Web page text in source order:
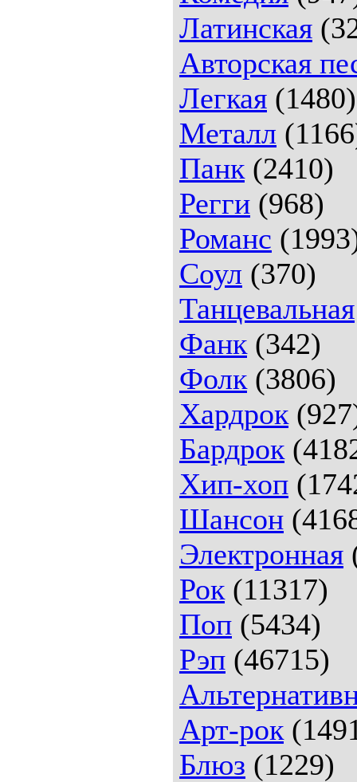
Латинская
Авторская
Легкая (1480)
Металл
Панк (2410)
Регги (968)
Романс
Соул (370)
Танцевальная
Фанк (342)
Фолк (3806)
Хардрок
Бардрок
Хип-хоп
Шансон
Электронная
Рок (11317)
Поп (5434)
Рэп (46715)
Арт-рок
Блюз (1229)